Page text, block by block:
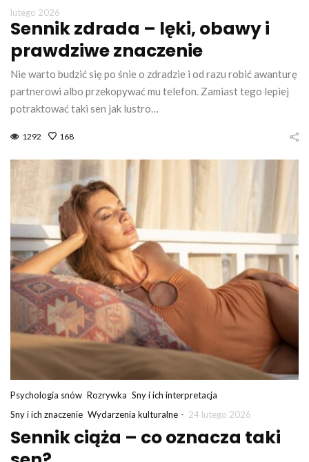
lutego 2026
Sennik zdrada – lęki, obawy i
prawdziwe znaczenie
Nie warto budzić się po śnie o zdradzie i od razu robić awanturę
partnerowi albo przekopywać mu telefon. Zamiast tego lepiej
potraktować taki sen jak lustro…
1292 168
Psychologia snów Rozrywka Sny i ich interpretacja
Sny i ich znaczenie Wydarzenia kulturalne - 24 lutego 2026
Sennik ciąża – co oznacza taki